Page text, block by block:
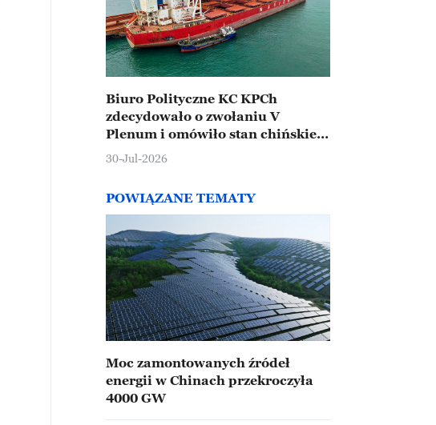
Biuro Polityczne KC KPCh
zdecydowało o zwołaniu V
Plenum i omówiło stan chińskiej
gospodarki
30-Jul-2026
POWIĄZANE TEMATY
Moc zamontowanych źródeł
energii w Chinach przekroczyła
4000 GW